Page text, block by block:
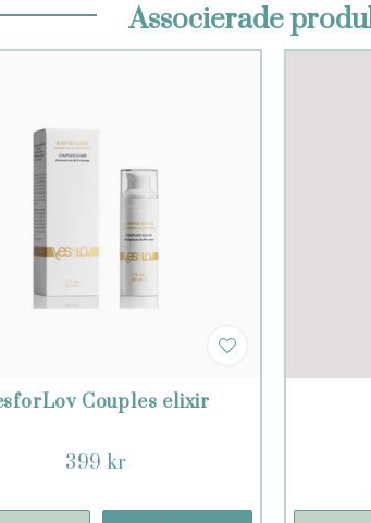
Associerade
Couples elixir
399 kr